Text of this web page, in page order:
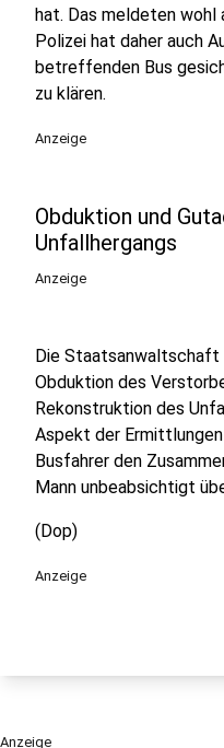
hat. Das meldeten wohl
Polizei hat daher auch
betreffenden Bus
zu klären.
Anzeige
Obduktion und
Unfallhergangs
Anzeige
Die Staatsanwaltschaft
Obduktion des
Rekonstruktion des
Aspekt der
Busfahrer den
Mann unbeabsichtigt
(Dop)
Anzeige
Anzeige